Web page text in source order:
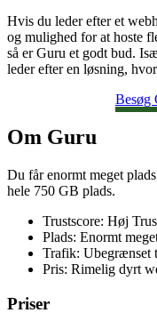
Hvis du leder efter et
og mulighed for at hoste
så er Guru et godt bud.
leder efter en løsning,
Besøg
Om Guru
Du får enormt meget
hele 750 GB plads.
Trustscore: Høj
Plads: Enormt
Trafik: Ubegrænset
Pris: Rimelig dyrt
Priser